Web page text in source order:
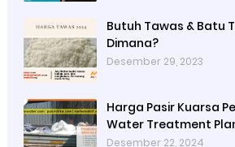
Butuh Tawas & Batu
Dimana?
Desember 29, 2023
Harga Pasir Kuarsa
Water Treatment
Petrokimia
Desember 22, 2024